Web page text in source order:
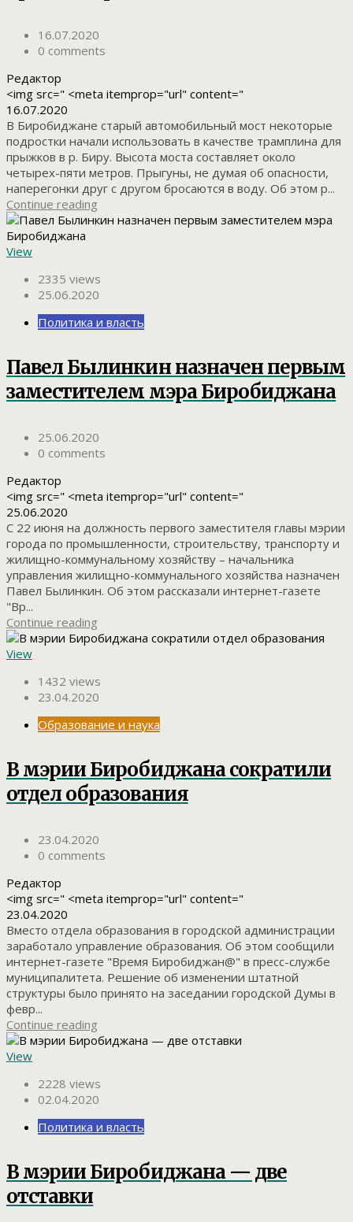
16.07.2020
0 comments
Редактор
<img src=" <meta itemprop="url" content="
16.07.2020
В Биробиджане старый автомобильный мост некоторые
подростки начали использовать в качестве трамплина для
прыжков в р. Биру. Высота моста составляет около
четырех-пяти метров. Прыгуны, не думая об опасности,
наперегонки друг с другом бросаются в воду. Об этом р...
Continue reading
View
2335 views
25.06.2020
Политика и власть
Павел Былинкин назначен первым
заместителем мэра Биробиджана
25.06.2020
0 comments
Редактор
<img src=" <meta itemprop="url" content="
25.06.2020
С 22 июня на должность первого заместителя главы мэрии
города по промышленности, строительству, транспорту и
жилищно-коммунальному хозяйству – начальника
управления жилищно-коммунального хозяйства назначен
Павел Былинкин. Об этом рассказали интернет-газете
"Вр...
Continue reading
View
1432 views
23.04.2020
Образование и наука
В мэрии Биробиджана сократили
отдел образования
23.04.2020
0 comments
Редактор
<img src=" <meta itemprop="url" content="
23.04.2020
Вместо отдела образования в городской администрации
заработало управление образования. Об этом сообщили
интернет-газете "Время Биробиджан@" в пресс-службе
муниципалитета. Решение об изменении штатной
структуры было принято на заседании городской Думы в
февр...
Continue reading
View
2228 views
02.04.2020
Политика и власть
В мэрии Биробиджана — две
отставки